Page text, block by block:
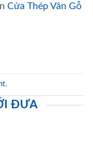
Cửa Thép Vân Gỗ
.
ĐƯA